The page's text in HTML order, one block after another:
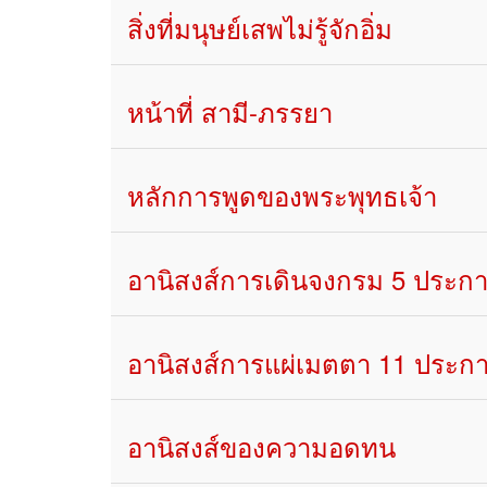
สิ่งที่มนุษย์เสพไม่รู้จักอิ่ม
หน้าที่ สามี-ภรรยา
หลักการพูดของพระพุทธเจ้า
อานิสงส์การเดินจงกรม 5 ประก
อานิสงส์การแผ่เมตตา 11 ประก
อานิสงส์ของความอดทน